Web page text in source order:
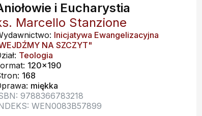
i Eucharystia
Marcello Stanzione
Inicjatywa Ewangelizacyjna
NA SZCZYT"
Teologia
120x190
168
miękka
9788366783218
WEN0083B57899